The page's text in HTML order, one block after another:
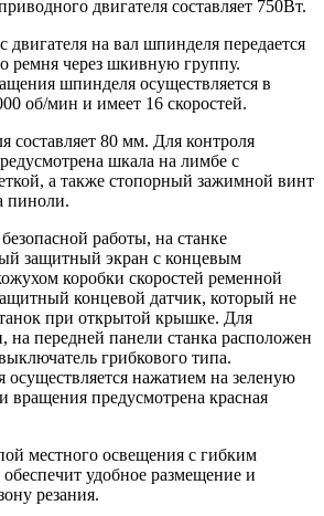
двигателя составляет 750Вт.
на вал шпинделя передается
ремня через шкивную группу.
шпинделя осуществляется в
об/мин и имеет 16 скоростей.
составляет 80 мм. Для контроля
шкала на лимбе с
а также стопорный зажимной винт
пиноли.
работы, на станке
защитный экран с концевым
коробки скоростей ременной
концевой датчик, который не
при открытой крышке. Для
на передней панели станка расположен
грибкового типа.
нажатием на зеленую
вращения предусмотрена красная
местного освещения с гибким
удобное размещение и
резания.